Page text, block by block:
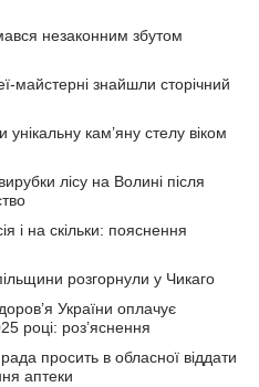
незаконним збутом
майстерні знайшли сторічний
кам’яну стелу віком
лісу на Волині після
і на скільки: пояснення
розгорнули у Чикаго
України оплачує
році: роз’яснення
просить в обласної віддати
аптеки